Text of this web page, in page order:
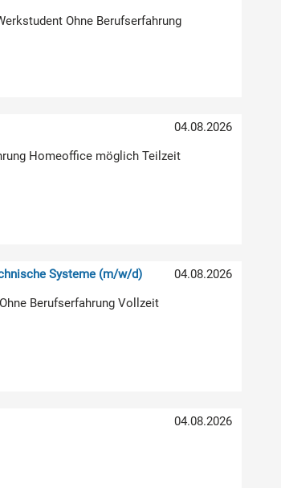
Ohne Berufserfahrung
04.08.2026
Homeoffice möglich Teilzeit
04.08.2026
Systeme (m/w/d)
Berufserfahrung Vollzeit
04.08.2026